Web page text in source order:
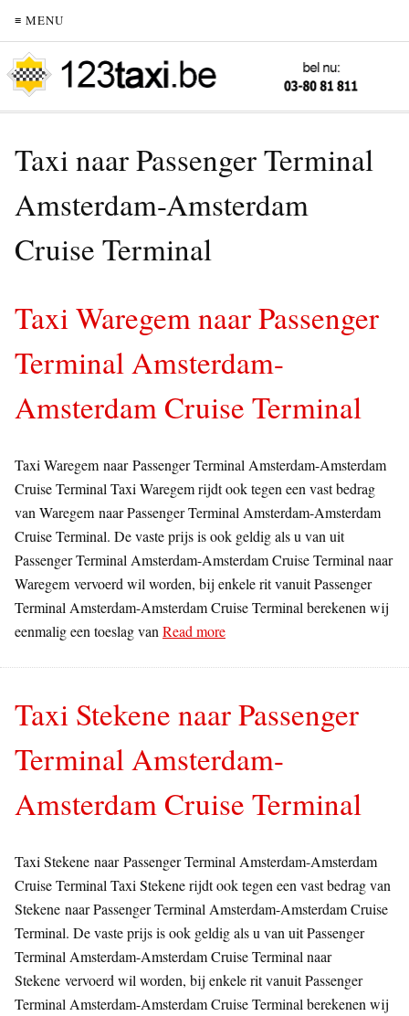
≡ MENU
Taxi naar Passenger Terminal
Amsterdam-Amsterdam
Cruise Terminal
Taxi Waregem naar Passenger
Terminal Amsterdam-
Amsterdam Cruise Terminal
Taxi Waregem naar Passenger Terminal Amsterdam-Amsterdam
Cruise Terminal Taxi Waregem rijdt ook tegen een vast bedrag
van Waregem naar Passenger Terminal Amsterdam-Amsterdam
Cruise Terminal. De vaste prijs is ook geldig als u van uit
Passenger Terminal Amsterdam-Amsterdam Cruise Terminal naar
Waregem vervoerd wil worden, bij enkele rit vanuit Passenger
Terminal Amsterdam-Amsterdam Cruise Terminal berekenen wij
eenmalig een toeslag van Read more
Taxi Stekene naar Passenger
Terminal Amsterdam-
Amsterdam Cruise Terminal
Taxi Stekene naar Passenger Terminal Amsterdam-Amsterdam
Cruise Terminal Taxi Stekene rijdt ook tegen een vast bedrag van
Stekene naar Passenger Terminal Amsterdam-Amsterdam Cruise
Terminal. De vaste prijs is ook geldig als u van uit Passenger
Terminal Amsterdam-Amsterdam Cruise Terminal naar
Stekene vervoerd wil worden, bij enkele rit vanuit Passenger
Terminal Amsterdam-Amsterdam Cruise Terminal berekenen wij